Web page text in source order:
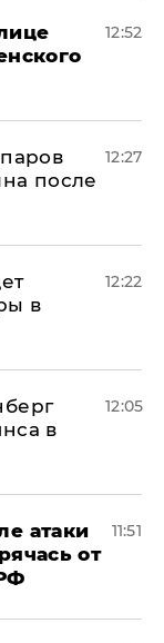
12:52
после
12:27
в
12:22
в
12:05
атаки
от
11:51